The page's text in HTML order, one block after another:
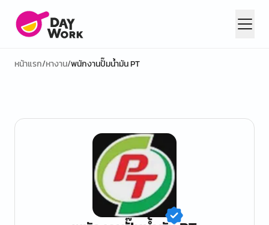
หน้าแรก/หางาน/พนักงานปั๊มน้ำมัน PT